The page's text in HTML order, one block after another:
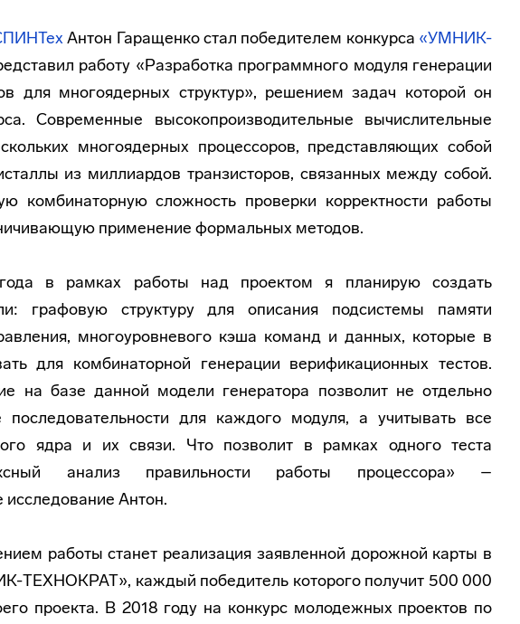
Антон Гаращенко стал победителем конкурса «УМНИК-
работу «Разработка программного модуля генерации
для многоядерных структур», решением задач которой он
Современные высокопроизводительные вычислительные
многоядерных процессоров, представляющих собой
из миллиардов транзисторов, связанных между собой.
комбинаторную сложность проверки корректности работы
применение формальных методов.
в рамках работы над проектом я планирую создать
графовую структуру для описания подсистемы памяти
многоуровневого кэша команд и данных, которые в
для комбинаторной генерации верификационных тестов.
на базе данной модели генератора позволит не отдельно
последовательности для каждого модуля, а учитывать все
ядра и их связи. Что позволит в рамках одного теста
анализ правильности работы процессора» –
Антон.
работы станет реализация заявленной дорожной карты в
ТЕХНОКРАТ», каждый победитель которого получит 500 000
проекта. В 2018 году на конкурс молодежных проектов по